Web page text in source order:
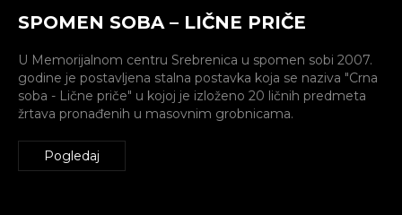
SPOMEN SOBA – LIČNE PRIČE
U Memorijalnom centru Srebrenica u spomen sobi 2007.
godine je postavljena stalna postavka koja se naziva "Crna
soba - Lične priče" u kojoj je izloženo 20 ličnih predmeta
žrtava pronađenih u masovnim grobnicama.
Pogledaj